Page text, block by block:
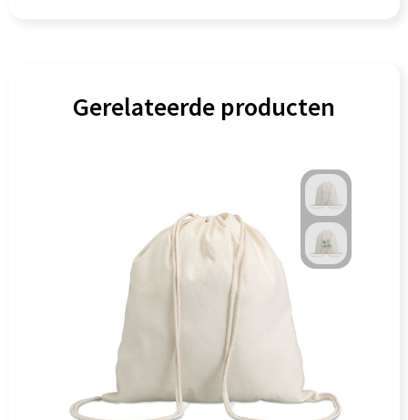
Gerelateerde producten